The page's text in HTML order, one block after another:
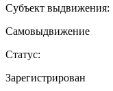
Субъект выдвижения:
Самовыдвижение
Статус:
Зарегистрирован